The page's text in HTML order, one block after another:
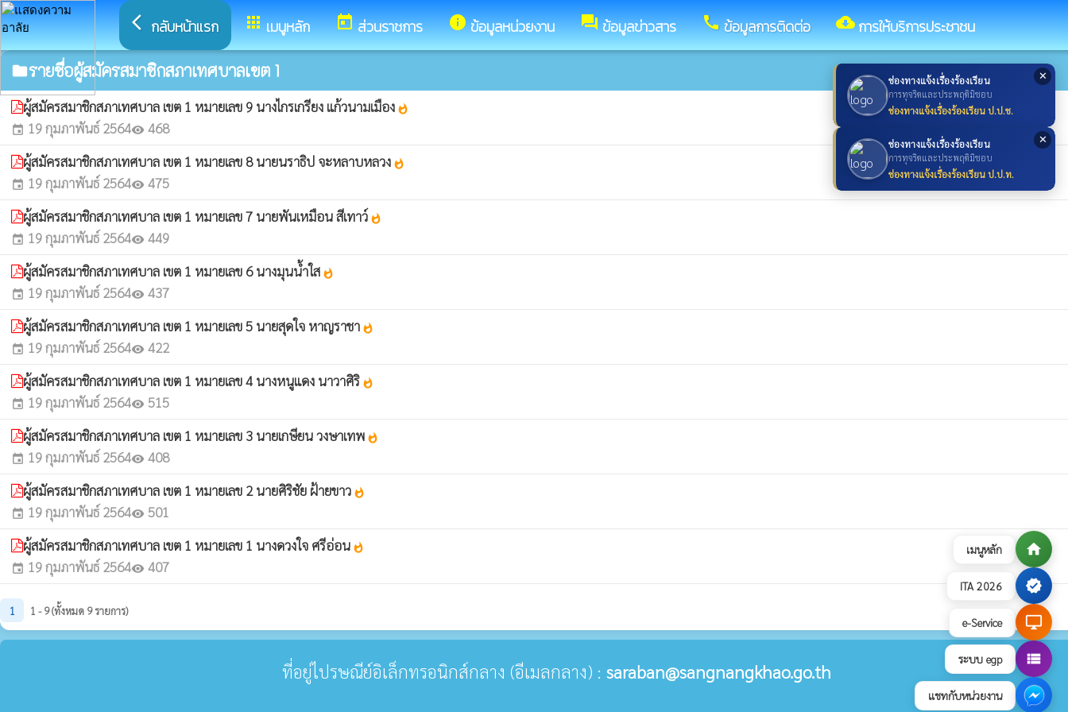
เมนูหลัก home
ITA 2026 verified
e-Service desktop_windows
ระบบ egp view_list
แชทกับหน่วยงาน
✕
ช่องทางแจ้งเรื่องร้องเรียน
การทุจริตและประพฤติมิชอบ
ช่องทางแจ้งเรื่องร้องเรียน ป.ป.ช.
✕
ช่องทางแจ้งเรื่องร้องเรียน
การทุจริตและประพฤติมิชอบ
ช่องทางแจ้งเรื่องร้องเรียน ป.ป.ท.
arrow_back_ios กลับหน้าแรก appsเมนูหลัก todayส่วนราชการ infoข้อมูลหน่วยงาน forumข้อมูลข่าวสาร callข้อมูลการติดต่อ cloud_downloadการให้บริการประชาชน
folderรายชื่อผู้สมัครสมาชิกสภาเทศบาลเขต 1
ผู้สมัครสมาชิกสภาเทศบาล เขต 1 หมายเลข 9 นางไกรเกรียง แก้วนามเมือง whatshot
event 19 กุมภาพันธ์ 2564visibility 468
ผู้สมัครสมาชิกสภาเทศบาล เขต 1 หมายเลข 8 นายนราธิป จะหลาบหลวง whatshot
event 19 กุมภาพันธ์ 2564visibility 475
ผู้สมัครสมาชิกสภาเทศบาล เขต 1 หมายเลข 7 นายพันเหมือน สีเทาว์ whatshot
event 19 กุมภาพันธ์ 2564visibility 449
ผู้สมัครสมาชิกสภาเทศบาล เขต 1 หมายเลข 6 นางมุนน้ำใส whatshot
event 19 กุมภาพันธ์ 2564visibility 437
ผู้สมัครสมาชิกสภาเทศบาล เขต 1 หมายเลข 5 นายสุดใจ หาญราชา whatshot
event 19 กุมภาพันธ์ 2564visibility 422
ผู้สมัครสมาชิกสภาเทศบาล เขต 1 หมายเลข 4 นางหนูแดง นาวาศิริ whatshot
event 19 กุมภาพันธ์ 2564visibility 515
ผู้สมัครสมาชิกสภาเทศบาล เขต 1 หมายเลข 3 นายเกษียน วงษาเทพ whatshot
event 19 กุมภาพันธ์ 2564visibility 408
ผู้สมัครสมาชิกสภาเทศบาล เขต 1 หมายเลข 2 นายศิริชัย ฝ้ายขาว whatshot
event 19 กุมภาพันธ์ 2564visibility 501
ผู้สมัครสมาชิกสภาเทศบาล เขต 1 หมายเลข 1 นางดวงใจ ศรีอ่อน whatshot
event 19 กุมภาพันธ์ 2564visibility 407
1 1 - 9 (ทั้งหมด 9 รายการ)
ที่อยู่ไปรษณีย์อิเล็กทรอนิกส์กลาง (อีเมลกลาง) : saraban@sangnangkhao.go.th